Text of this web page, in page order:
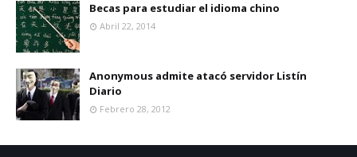
Becas para estudiar el idioma chino
Abril 22, 2014
Anonymous admite atacó servidor Listín
Diario
Febrero 28, 2012